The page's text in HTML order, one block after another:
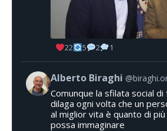
22 5 2 1
Alberto Biraghi
Comunque la sfilata social
dilaga ogni volta che un
al miglior vita è quanto di
possa immaginare